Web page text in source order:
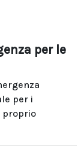
per le
per i
proprio